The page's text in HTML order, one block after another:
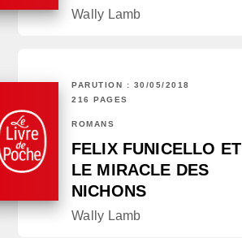
Wally Lamb
PARUTION : 30/05/2018
216 PAGES
ROMANS
FELIX FUNICELLO ET
LE MIRACLE DES
NICHONS
Wally Lamb